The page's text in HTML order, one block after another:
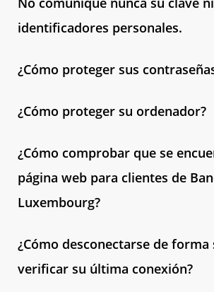
identificadores personales.
¿Cómo proteger sus
¿Cómo proteger su ordenador?
¿Cómo comprobar que se
página web para clientes de
Luxembourg?
¿Cómo desconectarse de forma
verificar su última conexión?